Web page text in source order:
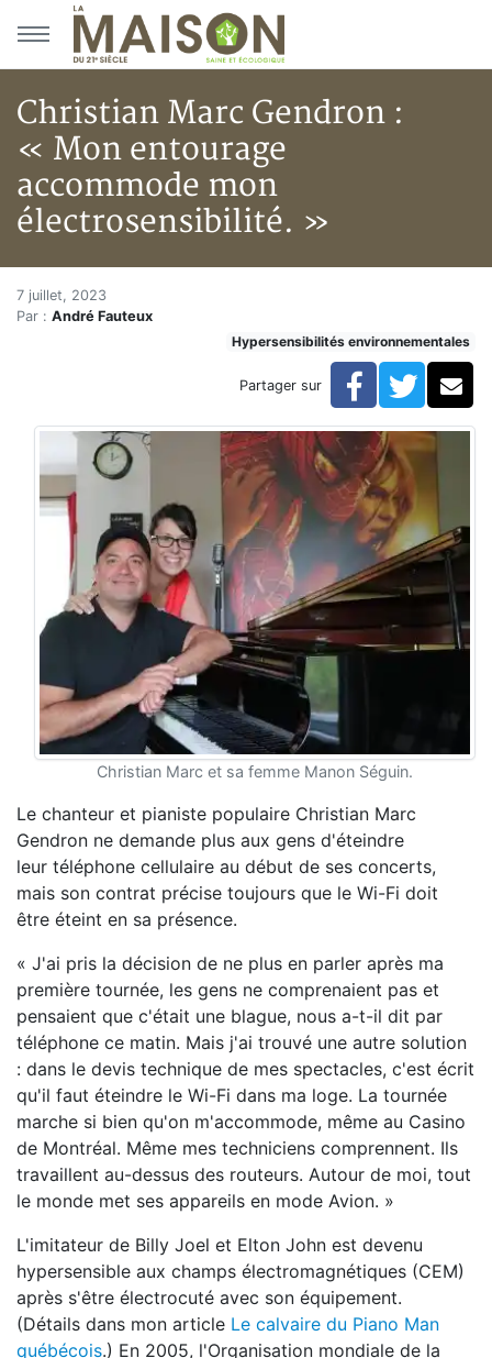
Aller au menu principal
Aller au contenu principal
Christian Marc Gendron :
« Mon entourage
accommode mon
électrosensibilité. »
Accueil
Articles
Christian Marc Gendron : « Mon entourage
Christian Marc Gendron : «
7 juillet, 2023
Par : André Fauteux
Hypersensibilités environnementales
Partager sur Facebook
Christian Marc et sa femme Manon Séguin.
Le chanteur et pianiste populaire Christian Marc
Gendron ne demande plus aux gens d'éteindre
leur téléphone cellulaire au début de ses concerts,
mais son contrat précise toujours que le Wi-Fi doit
être éteint en sa présence.
« J'ai pris la décision de ne plus en parler après ma
première tournée, les gens ne comprenaient pas et
pensaient que c'était une blague, nous a-t-il dit par
téléphone ce matin. Mais j'ai trouvé une autre solution
: dans le devis technique de mes spectacles, c'est écrit
qu'il faut éteindre le Wi-Fi dans ma loge. La tournée
marche si bien qu'on m'accommode, même au Casino
de Montréal. Même mes techniciens comprennent. Ils
travaillent au-dessus des routeurs. Autour de moi, tout
le monde met ses appareils en mode Avion. »
L'imitateur de Billy Joel et Elton John est devenu
hypersensible aux champs électromagnétiques (CEM)
après s'être électrocuté avec son équipement.
(Détails dans mon article Le calvaire du Piano Man
québécois.) En 2005, l'Organisation mondiale de la